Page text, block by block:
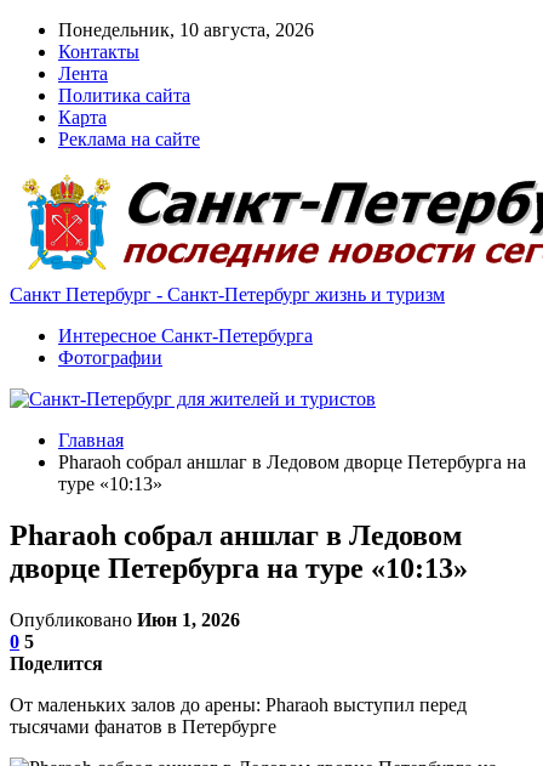
Понедельник, 10 августа, 2026
Контакты
Лента
Политика сайта
Карта
Реклама на сайте
Санкт Петербург - Санкт-Петербург жизнь и туризм
Интересное Санкт-Петербурга
Фотографии
Главная
Pharaoh собрал аншлаг в Ледовом дворце Петербурга на
туре «10:13»
Pharaoh собрал аншлаг в Ледовом
дворце Петербурга на туре «10:13»
Опубликовано Июн 1, 2026
0 5
Поделится
От маленьких залов до арены: Pharaoh выступил перед
тысячами фанатов в Петербурге